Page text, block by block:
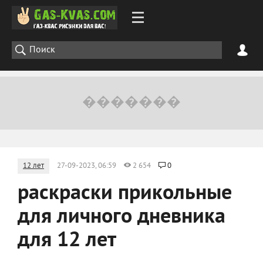
12 лет 27-09-2023, 06:59 2 654 0
раскраски прикольные
для личного дневника
для 12 лет